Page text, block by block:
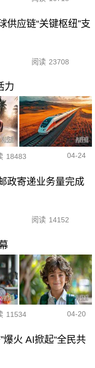
供应链“关键枢纽”支
阅读 23708
力
18483 04-24
政寄递业务量完成
阅读 14152
11534 04-20
爆火 AI掀起“全民共